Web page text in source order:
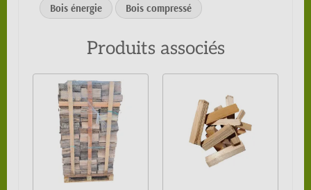
Bois énergie Bois compressé
Produits associés